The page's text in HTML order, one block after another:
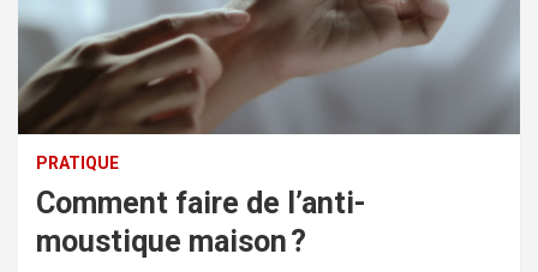
PRATIQUE
Comment faire de l’anti-
moustique maison ?